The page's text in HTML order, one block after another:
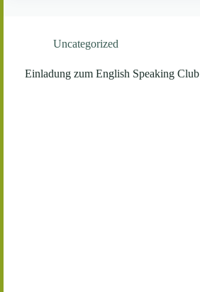
Uncategorized
Einladung zum English Speaking Club